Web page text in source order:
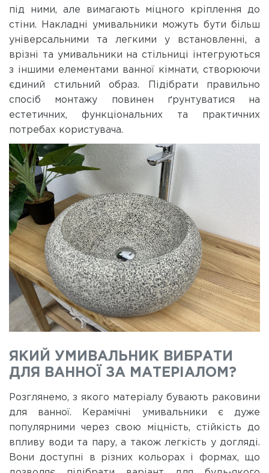
під ними, але вимагають міцного кріплення до
стіни. Накладні умивальники можуть бути більш
універсальними та легкими у встановленні, а
врізні та умивальники на стільниці інтегруються
з іншими елементами ванної кімнати, створюючи
єдиний стильний образ. Підібрати правильно
спосіб монтажу повинен ґрунтуватися на
естетичних, функціональних та практичних
потребах користувача.
ЯКИЙ УМИВАЛЬНИК ВИБРАТИ
ДЛЯ ВАННОЇ ЗА МАТЕРІАЛОМ?
Розглянемо, з якого матеріалу бувають раковини
для ванної. Керамічні умивальники є дуже
популярними через свою міцність, стійкість до
впливу води та пару, а також легкість у догляді.
Вони доступні в різних кольорах і формах, що